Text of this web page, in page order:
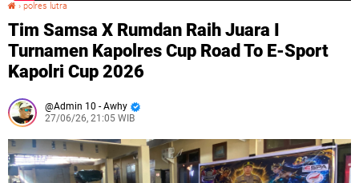
› polres lutra
Tim Samsa X Rumdan Raih Juara I
Turnamen Kapolres Cup Road To E-Sport
Kapolri Cup 2026
Admin 10 - Awhy
27/06/26, 21:05 WIB